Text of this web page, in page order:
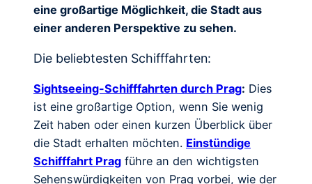
eine großartige Möglichkeit, die Stadt aus
einer anderen Perspektive zu sehen.
Die beliebtesten Schifffahrten:
Sightseeing-Schifffahrten durch Prag: Dies
ist eine großartige Option, wenn Sie wenig
Zeit haben oder einen kurzen Überblick über
die Stadt erhalten möchten. Einstündige
Schifffahrt Prag führe an den wichtigsten
Sehenswürdigkeiten von Prag vorbei, wie der